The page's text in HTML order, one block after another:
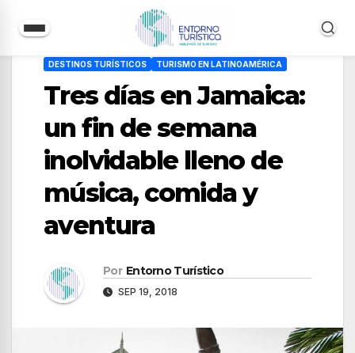
DESTINOS TURÍSTICOS TURISMO EN LATINOAMÉRICA
Tres días en Jamaica:
un fin de semana
inolvidable lleno de
música, comida y
aventura
Por Entorno Turístico
SEP 19, 2018